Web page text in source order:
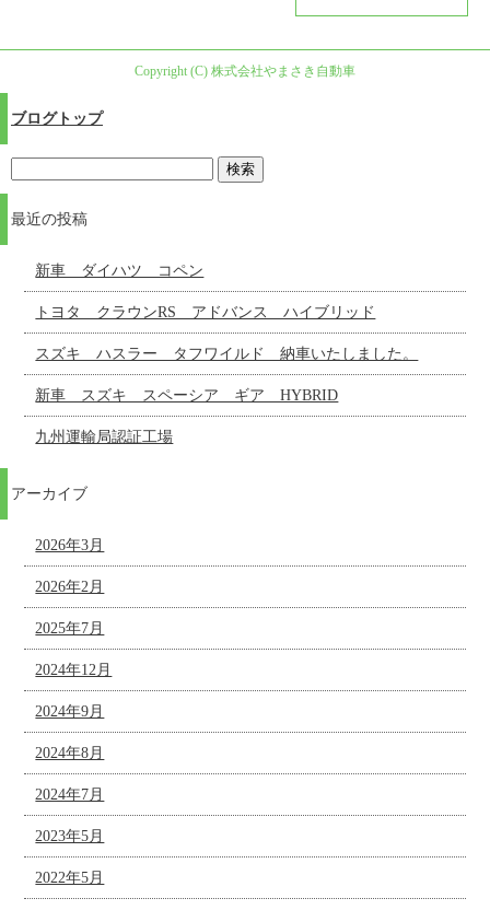
Copyright (C) 株式会社やまさき自動車
ブログトップ
最近の投稿
新車 ダイハツ コペン
トヨタ クラウンRS アドバンス ハイブリッド
スズキ ハスラー タフワイルド 納車いたしました。
新車 スズキ スペーシア ギア HYBRID
九州運輸局認証工場
アーカイブ
2026年3月
2026年2月
2025年7月
2024年12月
2024年9月
2024年8月
2024年7月
2023年5月
2022年5月